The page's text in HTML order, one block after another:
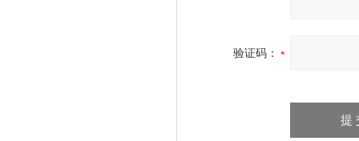
验证码：